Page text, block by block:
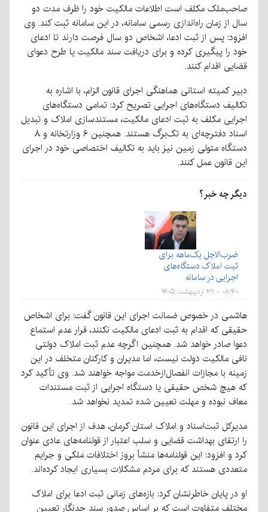
صاحب‌ملک مکلف است اطلاعات مالکیت خود را ظرف مدت دو
سال از زمان راه‌اندازی رسمی سامانه، در این سامانه ثبت کند. وی
افزود: پس از ثبت ادعا، اشخاص دو سال فرصت دارند تا ادعای
خود را پیگیری کرده و برای دریافت سند مالکیت یا طرح دعوای
قضایی اقدام کنند.
دبیر کمیته استانی هماهنگی اجرای قانون الزام، با اشاره به
تکالیف دستگاه‌های اجرایی تصریح کرد: تمامی دستگاه‌های
اجرایی مکلف به ثبت ادعای مالکیت، مستندسازی املاک و تبدیل
اسناد دفترچه‌ای به تک‌برگ هستند. همچنین ۶ وزارتخانه و ۸
دستگاه متولی زمین نیز باید به تکالیف اختصاصی خود در اجرای
این قانون عمل کنند.
دیگر چه خبر؟
ضرب‌الاجل یک‌ماهه برای
ثبت املاک دستگاه‌های
اجرایی در سامانه
۰۸:۴۰ - ۳۱ اردیبهشت ۱۴۰۵
هاشمی در خصوص ضمانت اجرای این قانون گفت: برای اشخاص
حقیقی که اقدام به ثبت ادعای مالکیت نکنند، قرار عدم استماع
دعوا صادر خواهد شد. همچنین اگرچه عدم ثبت املاک دولتی
نافی مالکیت دولت نیست، اما مدیران و کارکنان متخلف در این
زمینه با مجازات انفصال‌ازخدمت مواجه خواهند شد. وی تأکید کرد
که هیچ شخص حقیقی یا دستگاه اجرایی از ثبت مستندات
معاف نبوده و مهلت تعیین شده تمدید نخواهد شد.
مدیرکل ثبت‌اسناد و املاک استان کرمان، هدف از اجرای این قانون
را ارتقای بهداشت قضایی و سلب اعتبار از قولنامه‌های عادی عنوان
کرد و افزود: این قولنامه‌ها منشأ بروز اختلافات ملکی و جرایم
متعددی هستند که برای مردم مشکلات بسیاری ایجاد کرده‌اند.
او در پایان خاطرنشان کرد: بازه‌های زمانی ثبت ادعا برای املاک
مختلف متفاوت است که بر اساس صدور سند حدنگار تعیین